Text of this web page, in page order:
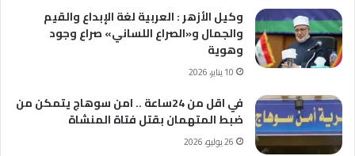
وكيل الأزهر : العربية لغة الإبداع والقيم
والجمال و«الصراع اللساني» صراع وجود
وهوية
10 يناير، 2026
في اقل من 24ساعة .. امن سوهاج يتمكن من
ضبط المتهمان بقتل فتاة المنشاة
26 يوليو، 2026